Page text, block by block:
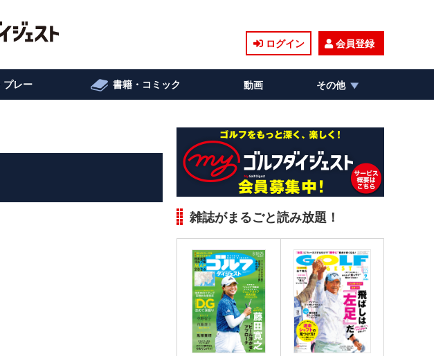
ログイン 会員登録
プレー 書籍・コミック 動画 その他
雑誌がまるごと読み放題！